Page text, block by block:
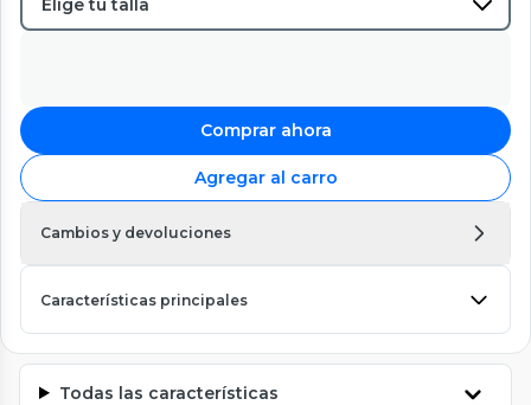
Comprar ahora
Agregar al carro
Cambios y devoluciones
Características principales
Todas las características